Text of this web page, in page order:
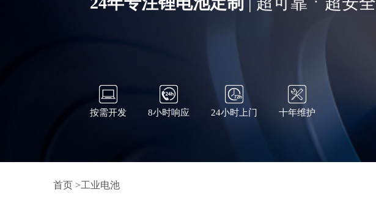
按需开发 8小时响应 24小时上门 十年维护
首页 >工业电池